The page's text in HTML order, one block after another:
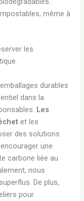
même à
les
durables
dans la
Les
et les
des solutions
une
carbone liée au
nous
De plus,
pour